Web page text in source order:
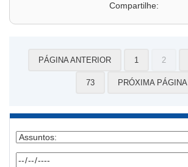
Compartilhe:
PÁGINA ANTERIOR 1 2
73 PRÓXIMA PÁGINA